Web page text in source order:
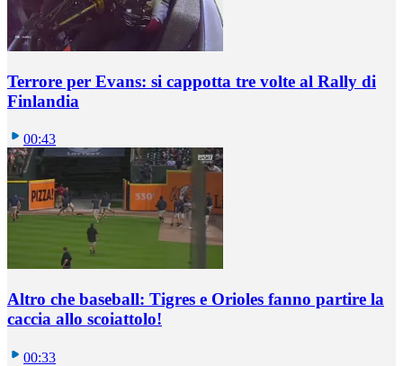
Terrore per Evans: si cappotta tre volte al Rally di
Finlandia
00:43
Altro che baseball: Tigres e Orioles fanno partire la
caccia allo scoiattolo!
00:33